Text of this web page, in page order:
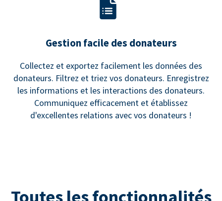
Gestion facile des donateurs
Collectez et exportez facilement les données des
donateurs. Filtrez et triez vos donateurs. Enregistrez
les informations et les interactions des donateurs.
Communiquez efficacement et établissez
d'excellentes relations avec vos donateurs !